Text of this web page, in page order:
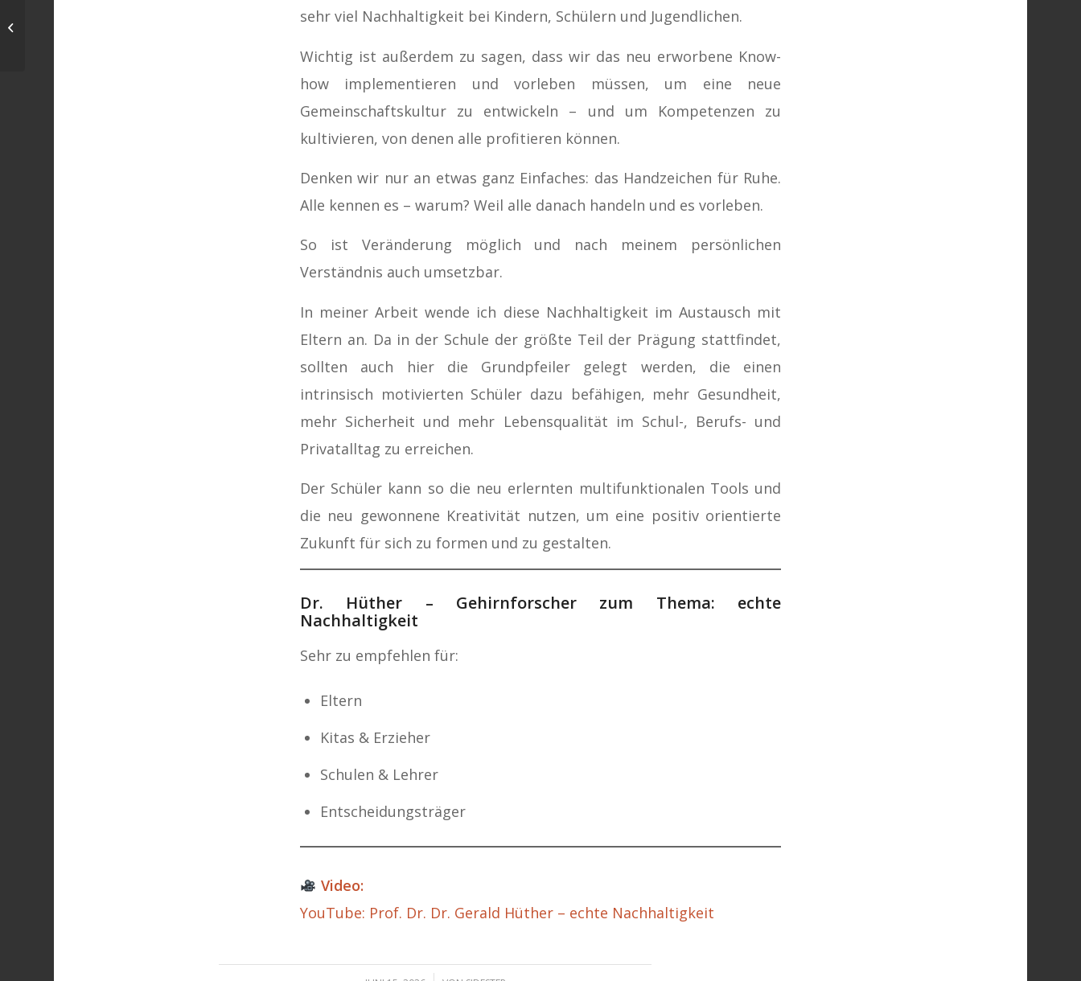
sehr viel Nachhaltigkeit bei Kindern, Schülern und Jugendlichen.
Wichtig ist außerdem zu sagen, dass wir das neu erworbene Know-
how implementieren und vorleben müssen, um eine neue
Gemeinschaftskultur zu entwickeln – und um Kompetenzen zu
kultivieren, von denen alle profitieren können.
Denken wir nur an etwas ganz Einfaches: das Handzeichen für Ruhe.
Alle kennen es – warum? Weil alle danach handeln und es vorleben.
So ist Veränderung möglich und nach meinem persönlichen
Verständnis auch umsetzbar.
In meiner Arbeit wende ich diese Nachhaltigkeit im Austausch mit
Eltern an. Da in der Schule der größte Teil der Prägung stattfindet,
sollten auch hier die Grundpfeiler gelegt werden, die einen
intrinsisch motivierten Schüler dazu befähigen, mehr Gesundheit,
mehr Sicherheit und mehr Lebensqualität im Schul-, Berufs- und
Privatalltag zu erreichen.
Der Schüler kann so die neu erlernten multifunktionalen Tools und
die neu gewonnene Kreativität nutzen, um eine positiv orientierte
Zukunft für sich zu formen und zu gestalten.
Dr. Hüther – Gehirnforscher zum Thema: echte
Nachhaltigkeit
Sehr zu empfehlen für:
Eltern
Kitas & Erzieher
Schulen & Lehrer
Entscheidungsträger
Video:
YouTube: Prof. Dr. Dr. Gerald Hüther – echte Nachhaltigkeit